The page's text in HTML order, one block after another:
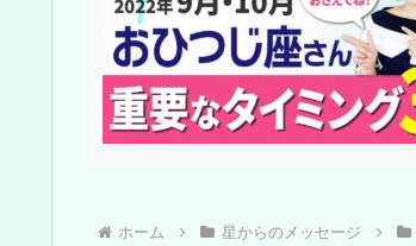
ホーム 星からのメッセージ